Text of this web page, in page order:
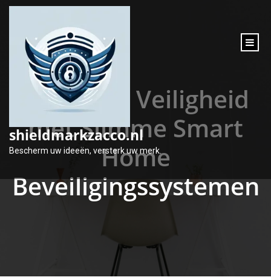
inhoud
shieldmarkzacco.nl
Bescherm uw ideeën, versterk uw merk.
Optimale Veiligheid
met Slimme Smart
Home
Beveiligingssystemen